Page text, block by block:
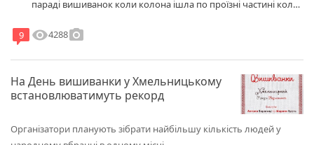
параді вишиванок коли колона ішла по проїзні частині коло
логан уневсал білого коляра показував непристойни жест в
кого є можливо фото з номиром автомобіля і відізвіця свідки
9 visibility4288photo_camera
На День вишиванки у Хмельницькому
встановлюватимуть рекорд
Організатори планують зібрати найбільшу кількість людей у